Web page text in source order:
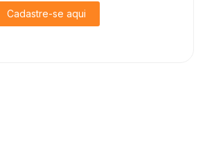
Cadastre-se aqui